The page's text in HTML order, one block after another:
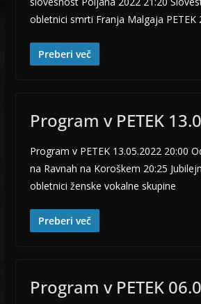
obletnici smrti Franja Malgaja PETEK
Preberi več
Program v PETEK
Program v PETEK 13.05.2022 20:00
na Ravnah na Koroškem 20:25
obletnici ženske vokalne skupine
Preberi več
Program v PETEK